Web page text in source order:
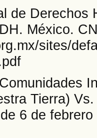
de Derechos
México.
sites/
Tierra)
6 de